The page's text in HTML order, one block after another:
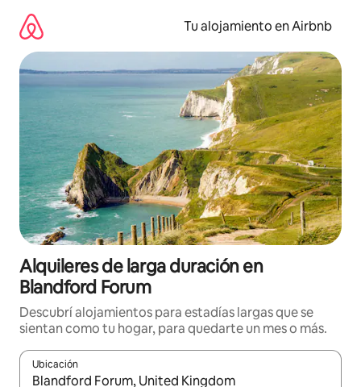
contenido
Tu alojamiento en Airbnb
Alquileres de larga duración en
Blandford Forum
Descubrí alojamientos para estadías largas que se
sientan como tu hogar, para quedarte un mes o más.
Ubicación
Cuando los resultados estén disponibles, navegá con las